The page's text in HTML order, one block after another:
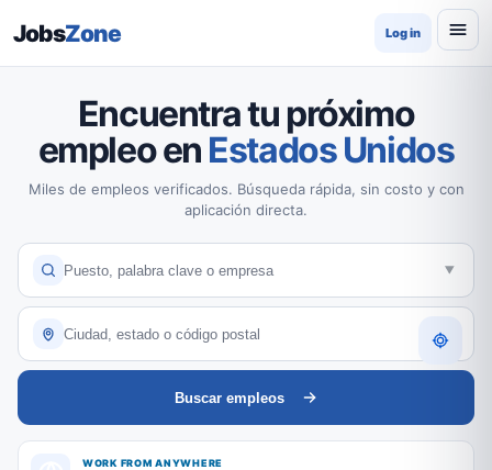
JobsZone Log in
Encuentra tu próximo
empleo en Estados Unidos
Miles de empleos verificados. Búsqueda rápida, sin costo y con
aplicación directa.
Buscar empleos
WORK FROM ANYWHERE